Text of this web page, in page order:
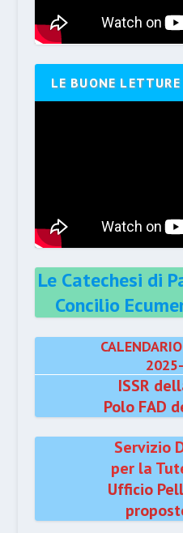
LE BUONE LETTURE
Le Catechesi di
Concilio
ISSR
Polo FAD
Servizio
per la
Ufficio